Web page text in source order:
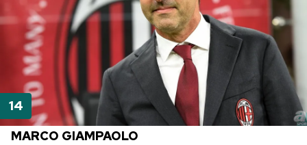
MARCO GIAMPAOLO